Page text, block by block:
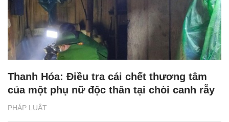
PHÁP LUẬT
Thanh Hóa: Điều tra cái chết thương tâm
của một phụ nữ độc thân tại chòi canh rẫy